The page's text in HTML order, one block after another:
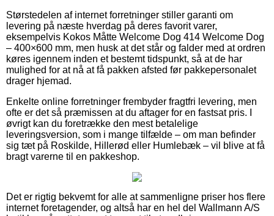
Størstedelen af internet forretninger stiller garanti om
levering på næste hverdag på deres favorit varer,
eksempelvis Kokos Måtte Welcome Dog 414 Welcome Dog
– 400×600 mm, men husk at det står og falder med at ordren
køres igennem inden et bestemt tidspunkt, så at de har
mulighed for at nå at få pakken afsted før pakkepersonalet
drager hjemad.
Enkelte online forretninger frembyder fragtfri levering, men
ofte er det så præmissen at du aftager for en fastsat pris. I
øvrigt kan du foretrække den mest betalelige
leveringsversion, som i mange tilfælde – om man befinder
sig tæt på Roskilde, Hillerød eller Humlebæk – vil blive at få
bragt varerne til en pakkeshop.
Det er rigtig bekvemt for alle at sammenligne priser hos flere
internet foretagender, og altså har en hel del Wallmann A/S